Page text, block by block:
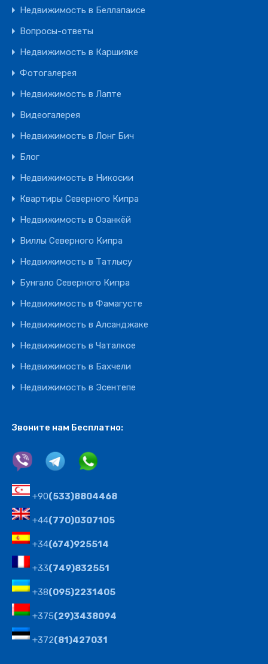
Недвижимость в Беллапаисе
Вопросы-ответы
Недвижимость в Каршияке
Фотогалерея
Недвижимость в Лапте
Видеогалерея
Недвижимость в Лонг Бич
Блог
Недвижимость в Никосии
Квартиры Северного Кипра
Недвижимость в Озанкёй
Виллы Северного Кипра
Недвижимость в Татлысу
Бунгало Северного Кипра
Недвижимость в Фамагусте
Недвижимость в Алсанджаке
Недвижимость в Чаталкое
Недвижимость в Бахчели
Недвижимость в Эсентепе
Звоните нам Бесплатно:
+90(533)8804468
+44(770)0307105
+34(674)925514
+33(749)832551
+38(095)2231405
+375(29)3438094
+372(81)427031